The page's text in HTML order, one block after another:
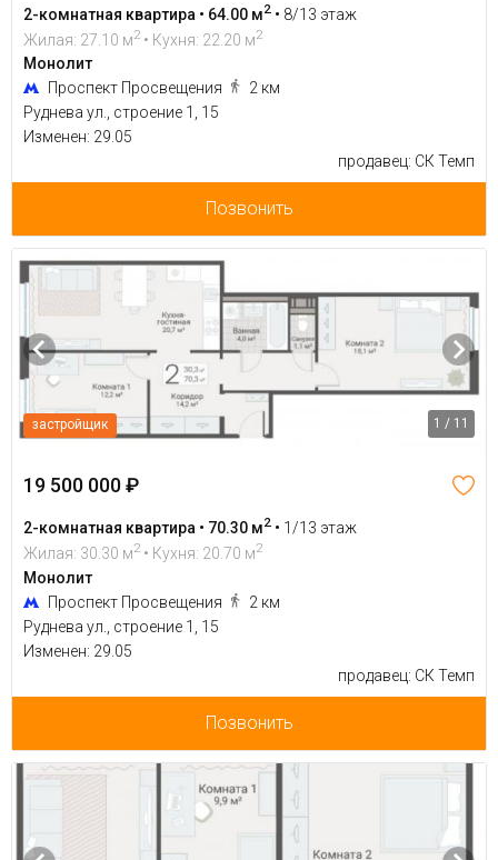
2-комнатная квартира • 64.00 м2 • 8/13 этаж
Жилая: 27.10 м2 • Кухня: 22.20 м2
Монолит
Проспект Просвещения
2 км
Руднева ул., строение 1, 15
Изменен: 29.05
продавец: СК Темп
Позвонить
застройщик 1 / 11
19 500 000 ₽
2-комнатная квартира • 70.30 м2 • 1/13 этаж
Жилая: 30.30 м2 • Кухня: 20.70 м2
Монолит
Проспект Просвещения
2 км
Руднева ул., строение 1, 15
Изменен: 29.05
продавец: СК Темп
Позвонить